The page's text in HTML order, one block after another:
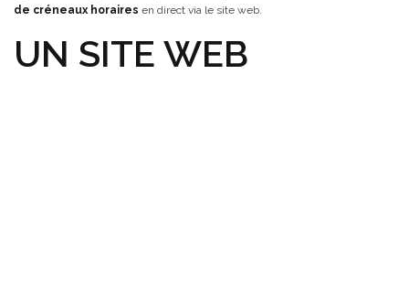
de créneaux horaires en direct via le site web.
UN SITE WEB